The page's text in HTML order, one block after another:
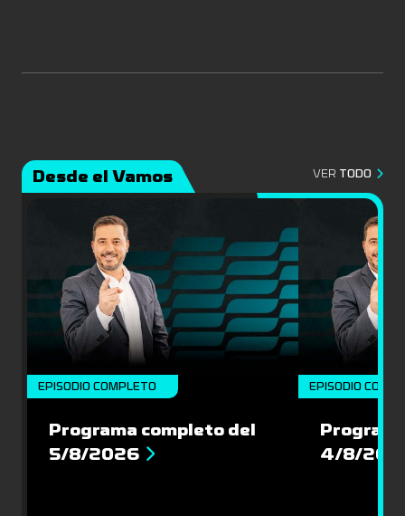
Desde el Vamos VER TODO
EPISODIO COMPLETO
Programa completo del
5/8/2026
EPISODIO
4/8/